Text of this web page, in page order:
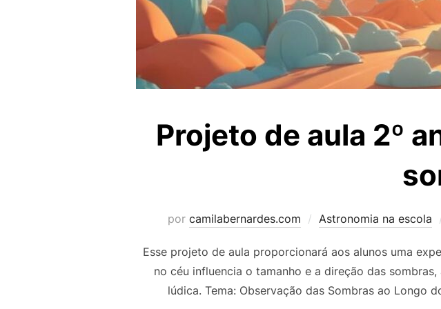
Projeto de aula 2º
por camilabernardes.com Astronomia na escola
Esse projeto de aula proporcionará aos alunos uma
no céu influencia o tamanho e a direção das
lúdica. Tema: Observação das Sombras ao Longo